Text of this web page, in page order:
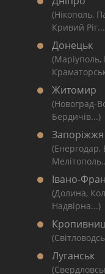
(Нікополь,
Кривий
Донецьк
(Маріуполь,
Житомир
(Новоград-
Бердичів...)
Запоріжжя
(Енергодар,
Івано-
(Долина,
Надвірна...)
Луганськ